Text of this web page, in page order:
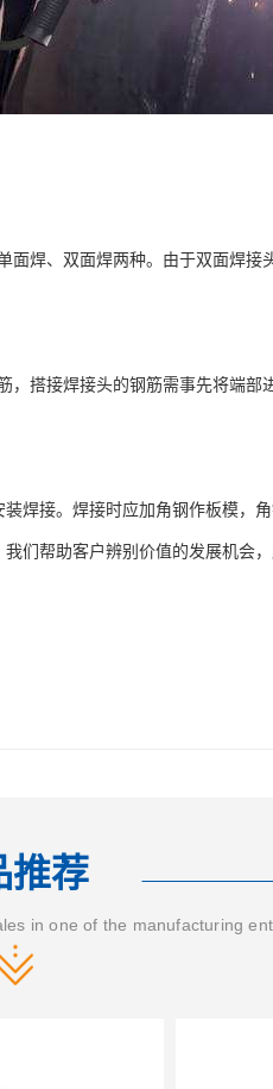
面焊、双面焊两种。由于双面焊
，搭接焊接头的钢筋需事先将端
焊接。焊接时应加角钢作板模，角
们帮助客户辨别价值的发展机会
推荐
in one of the manufacturing